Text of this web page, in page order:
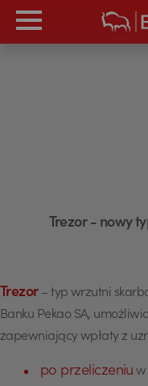
Trezor - nowy
Trezor– typ wrzutni
Banku Pekao SA,
zapewniający wpłaty z
po przeliczeniu w